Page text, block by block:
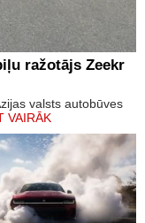
ražotājs Zeekr
valsts autobūves
VAIRĀK